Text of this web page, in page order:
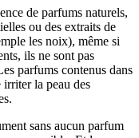
de parfums naturels,
ou des extraits de
les noix), même si
ils ne sont pas
parfums contenus dans
irriter la peau des
sans aucun parfum